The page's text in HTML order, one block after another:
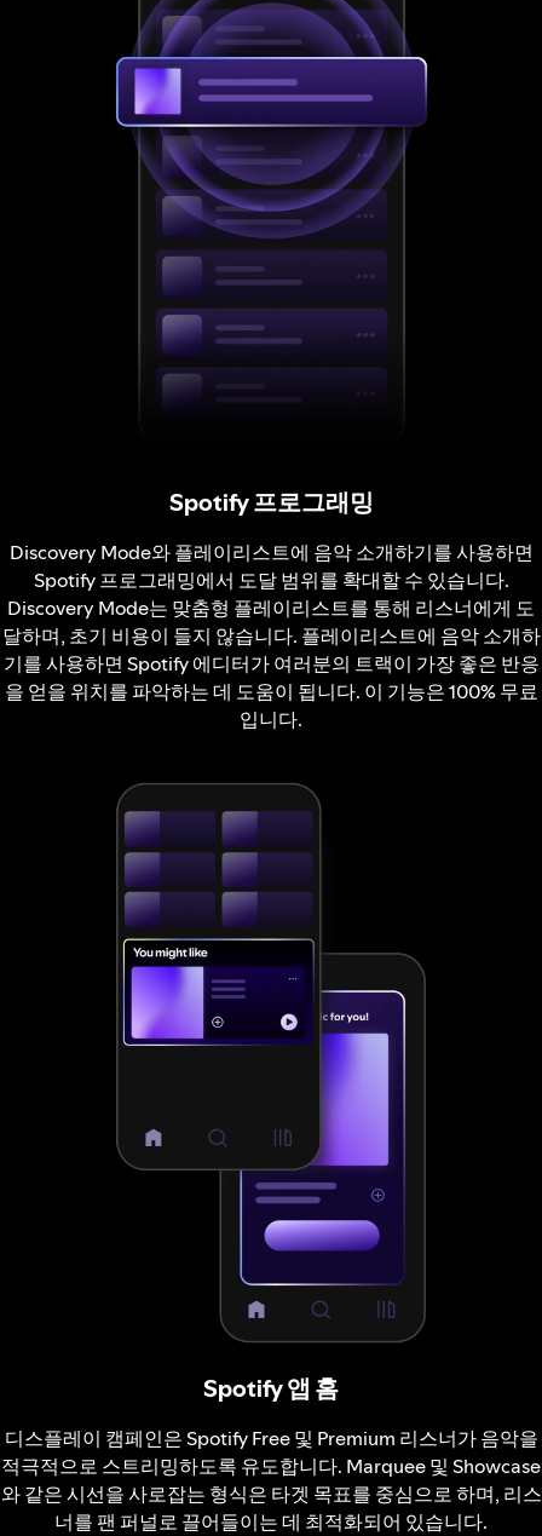
Spotify 프로그래밍
Discovery Mode와 플레이리스트에 음악 소개하기를 사용하면
Spotify 프로그래밍에서 도달 범위를 확대할 수 있습니다.
Discovery Mode는 맞춤형 플레이리스트를 통해 리스너에게 도
달하며, 초기 비용이 들지 않습니다. 플레이리스트에 음악 소개하
기를 사용하면 Spotify 에디터가 여러분의 트랙이 가장 좋은 반응
을 얻을 위치를 파악하는 데 도움이 됩니다. 이 기능은 100% 무료
입니다.
Spotify 앱 홈
디스플레이 캠페인은 Spotify Free 및 Premium 리스너가 음악을
적극적으로 스트리밍하도록 유도합니다. Marquee 및 Showcase
와 같은 시선을 사로잡는 형식은 타겟 목표를 중심으로 하며, 리스
너를 팬 퍼널로 끌어들이는 데 최적화되어 있습니다.